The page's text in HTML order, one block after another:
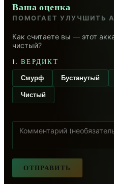
Ваша оценка
ПОМОГАЕТ УЛУЧШИТЬ
Как считаете вы — этот
чистый?
1. ВЕРДИКТ
Смурф Бустанутый
Чистый
ОТПРАВИТЬ